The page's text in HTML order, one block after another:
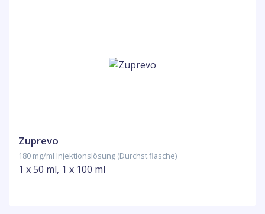
Zuprevo
180 mg/ml Injektionslösung (Durchst.flasche)
1 x 50 ml, 1 x 100 ml